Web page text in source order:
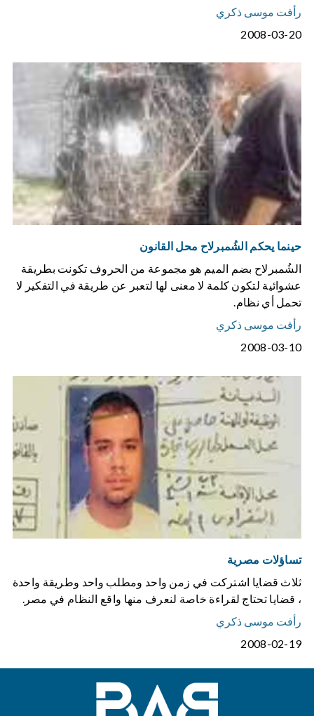
رأفت موسى ذكري
2008-03-20
حينما يحكم الشُمبرلاح محل القانون
الشُمبرلاح بضم الميم هو مجموعة من الحروف تكونت بطريقة
عشوائية لتكون كلمة لا معنى لها لتعبر عن طريقة في التفكير لا
تحمل أي نظام.
رأفت موسى ذكري
2008-03-10
تساؤلات مصرية
ثلاث قضايا اشتركت في زمن واحد ومطلب واحد وطريقة واحدة
، قضايا تحتاج لقراءة خاصة لنعرف منها واقع النظام في مصر.
رأفت موسى ذكري
2008-02-19